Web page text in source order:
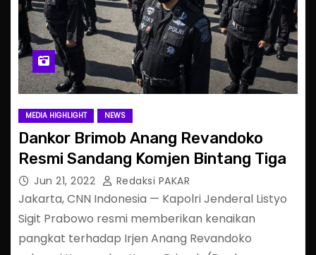
MEDIA HIGHLIGHT NEWS
Dankor Brimob Anang Revandoko
Resmi Sandang Komjen Bintang Tiga
Jun 21, 2022 Redaksi PAKAR
Jakarta, CNN Indonesia — Kapolri Jenderal Listyo
Sigit Prabowo resmi memberikan kenaikan
pangkat terhadap Irjen Anang Revandoko